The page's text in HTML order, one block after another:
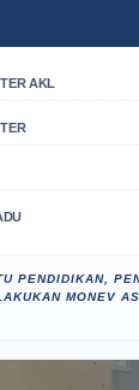
AKL
PENDIDIKAN,
MONEV